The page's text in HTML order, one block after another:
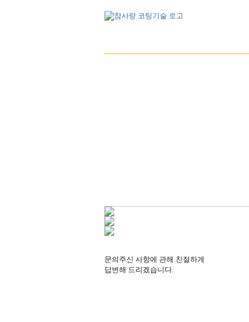
문의주신 사항에 관해 친절하게
답변해 드리겠습니다.